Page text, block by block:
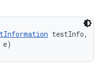
testInfo,
e)